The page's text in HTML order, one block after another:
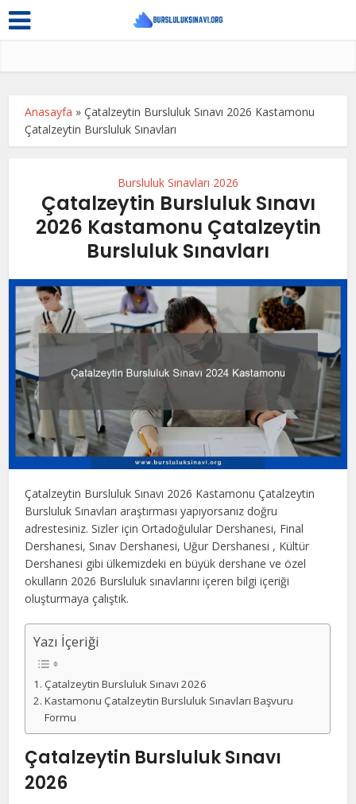
Anasayfa »Çatalzeytin Bursluluk Sınavı 2026 Kastamonu
Çatalzeytin Bursluluk Sınavları
Bursluluk Sınavları 2026
Çatalzeytin Bursluluk Sınavı
2026 Kastamonu Çatalzeytin
Bursluluk Sınavları
Çatalzeytin Bursluluk Sınavı 2026 Kastamonu Çatalzeytin
Bursluluk Sınavları araştırması yapıyorsanız doğru
adrestesiniz. Sizler için Ortadoğulular Dershanesi, Final
Dershanesi, Sınav Dershanesi, Uğur Dershanesi , Kültür
Dershanesi gibi ülkemizdeki en büyük dershane ve özel
okulların 2026 Bursluluk sınavlarını içeren bilgi içeriği
oluşturmaya çalıştık.
Yazı İçeriği
Çatalzeytin Bursluluk Sınavı 2026
Kastamonu Çatalzeytin Bursluluk Sınavları Başvuru
Formu
Çatalzeytin Bursluluk Sınavı
2026